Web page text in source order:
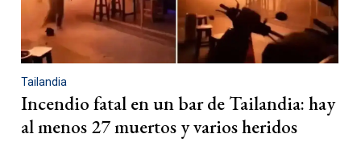
Tailandia
Incendio fatal en un bar de Tailandia: hay
al menos 27 muertos y varios heridos